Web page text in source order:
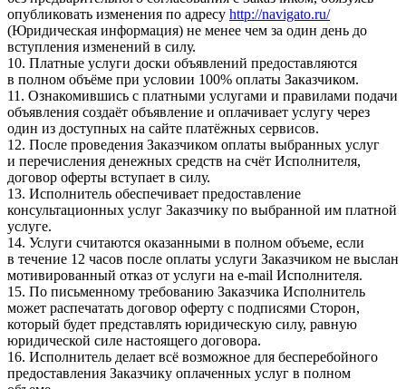
опубликовать изменения по адресу http://navigato.ru/
(Юридическая информация) не менее чем за один день до
вступления изменений в силу.
10. Платные услуги доски объявлений предоставляются
в полном объёме при условии 100% оплаты Заказчиком.
11. Ознакомившись с платными услугами и правилами подачи
объявления создаёт объявление и оплачивает услугу через
один из доступных на сайте платёжных сервисов.
12. После проведения Заказчиком оплаты выбранных услуг
и перечисления денежных средств на счёт Исполнителя,
договор оферты вступает в силу.
13. Исполнитель обеспечивает предоставление
консультационных услуг Заказчику по выбранной им платной
услуге.
14. Услуги считаются оказанными в полном объеме, если
в течение 12 часов после оплаты услуги Заказчиком не выслан
мотивированный отказ от услуги на e-mail Исполнителя.
15. По письменному требованию Заказчика Исполнитель
может распечатать договор оферту с подписями Сторон,
который будет представлять юридическую силу, равную
юридической силе настоящего договора.
16. Исполнитель делает всё возможное для бесперебойного
предоставления Заказчику оплаченных услуг в полном